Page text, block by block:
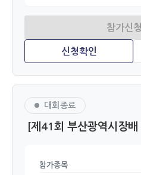
대회종료
[제41회 부산광역시장배
참가종목